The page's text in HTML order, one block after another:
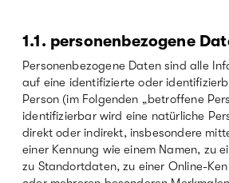
1.1. personenbezogene
Personenbezogene Daten sind alle
auf eine identifizierte oder
Person (im Folgenden „betroffene
identifizierbar wird eine natürliche
direkt oder indirekt, insbesondere
einer Kennung wie einem Namen, zu
zu Standortdaten, zu einer Online-